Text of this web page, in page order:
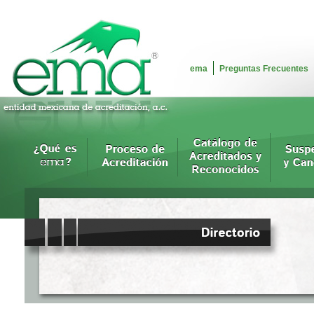
ema Preguntas Frecuentes